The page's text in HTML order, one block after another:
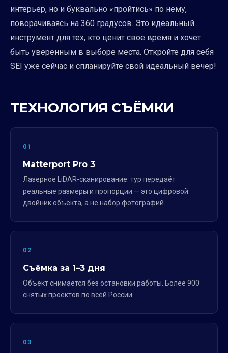
интерьер, но и буквально «пройтись» по нему,
поворачиваясь на 360 градусов. Это идеальный
инструмент для тех, кто ценит свое время и хочет
быть уверенным в выборе места. Откройте для себя
SEI уже сейчас и спланируйте свой идеальный вечер!
ТЕХНОЛОГИЯ СЪЁМКИ
01
Matterport Pro 3
Лазерное LiDAR-сканирование: тур передаёт
реальные размеры и пропорции — это цифровой
двойник объекта, а не набор фотографий.
02
Съёмка за 1–3 дня
Объект снимается без остановки работы. Более 900
снятых проектов по всей России.
03